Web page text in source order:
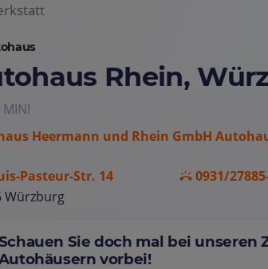
Rhein,
MINI
Heermann und Rhein GmbH
Pasteur-Str. 14
Würzburg
0931/
Sie doch mal bei unseren
vorbei!